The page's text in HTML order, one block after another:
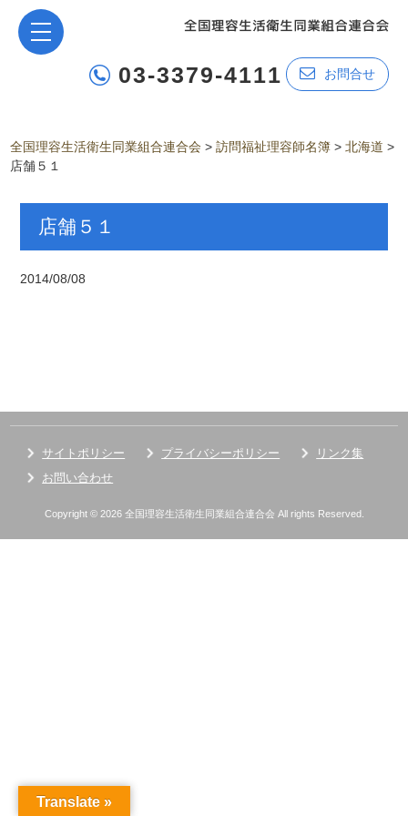
03-3379-4111 お問合せ
全国理容生活衛生同業組合連合会 >訪問福祉理容師名簿 >北海道 >
店舗５１
店舗５１
2014/08/08
サイトポリシー プライバシーポリシー
リンク集
お問い合わせ
Copyright © 2026 全国理容生活衛生同業組合連合会 All rights Reserved.
Translate »